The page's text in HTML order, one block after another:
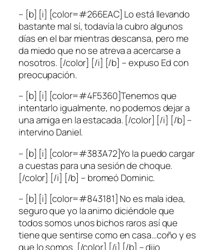
– [b] [i] [color=#266EAC] Lo está llevando
bastante mal sí, todavía la cubro algunos
días en el bar mientras descansa, pero me
da miedo que no se atreva a acercarse a
nosotros. [/color] [/i] [/b] – expuso Ed con
preocupación.
– [b] [i] [color=#4F5360]Tenemos que
intentarlo igualmente, no podemos dejar a
una amiga en la estacada. [/color] [/i] [/b] –
intervino Daniel.
– [b] [i] [color=#383A72]Yo la puedo cargar
a cuestas para una sesión de choque.
[/color] [/i] [/b] – bromeó Dominic.
– [b] [i] [color=#843181] No es mala idea,
seguro que yo la animo diciéndole que
todos somos unos bichos raros así que
tiene que sentirse como en casa…coño y es
que lo somos. [/color] [/i] [/b] – dijo